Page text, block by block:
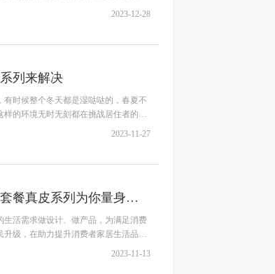
2023-12-28
列来解决
时候整个冬天都是湿哒哒的，春夏不
的环境无时无刻都在挑战居住者的耐
2023-11-27
双11真皮家具怎么买更省钱？这套爱依瑞斯全屋套餐真皮系列为你量身搭配
活需求做设计、做产品，为满足消费
级，在助力提升消费者家居生活品质
2023-11-13